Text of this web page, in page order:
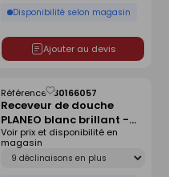
Disponibilité selon magasin
Ajouter au devis
Receveur de douche
PLANEO blanc brillant -
90 x 90 cm
Référence :30166057
Déclinaison
Voir prix et disponibilité en
magasin
Enregistrer
comme
liste